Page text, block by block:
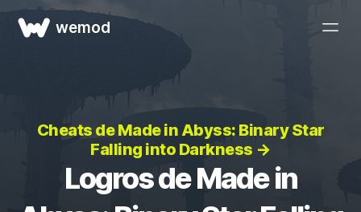
wemod
Cheats de Made in Abyss: Binary Star
Falling into Darkness →
Logros de Made in